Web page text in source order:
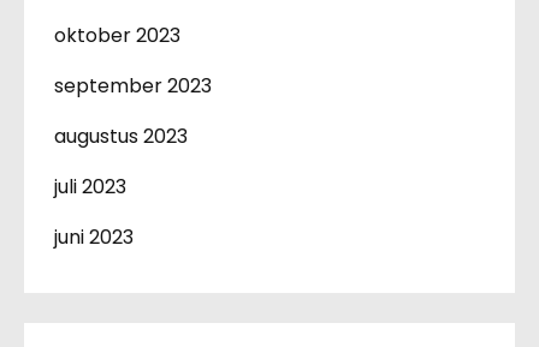
oktober 2023
september 2023
augustus 2023
juli 2023
juni 2023